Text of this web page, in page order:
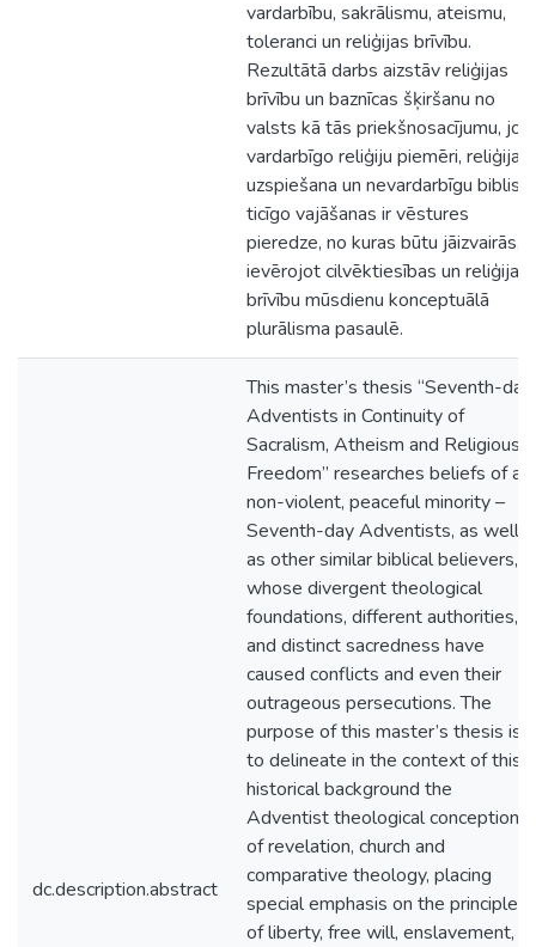
vardarbību, sakrālismu, ateismu,
toleranci un reliģijas brīvību.
Rezultātā darbs aizstāv reliģijas
brīvību un baznīcas šķiršanu no
valsts kā tās priekšnosacījumu, jo
vardarbīgo reliģiju piemēri, reliģijas
uzspiešana un nevardarbīgu bibliski
ticīgo vajāšanas ir vēstures
pieredze, no kuras būtu jāizvairās,
ievērojot cilvēktiesības un reliģijas
brīvību mūsdienu konceptuālā
plurālisma pasaulē.
dc.description.abstract
This master’s thesis “Seventh-day
Adventists in Continuity of
Sacralism, Atheism and Religious
Freedom” researches beliefs of a
non-violent, peaceful minority –
Seventh-day Adventists, as well
as other similar biblical believers,
whose divergent theological
foundations, different authorities,
and distinct sacredness have
caused conflicts and even their
outrageous persecutions. The
purpose of this master’s thesis is
to delineate in the context of this
historical background the
Adventist theological conceptions
of revelation, church and
comparative theology, placing
special emphasis on the principles
of liberty, free will, enslavement,